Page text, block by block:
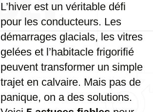
L’hiver est un véritable défi
pour les conducteurs. Les
démarrages glacials, les vitres
gelées et l’habitacle frigorifié
peuvent transformer un simple
trajet en calvaire. Mais pas de
panique, on a des solutions.